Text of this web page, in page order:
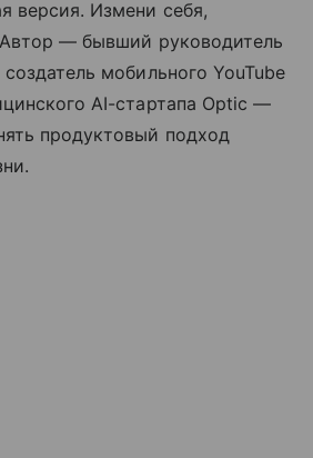
версия. Измени себя,
— бывший руководитель
мобильного YouTube
AI-стартапа Optic —
продуктовый подход